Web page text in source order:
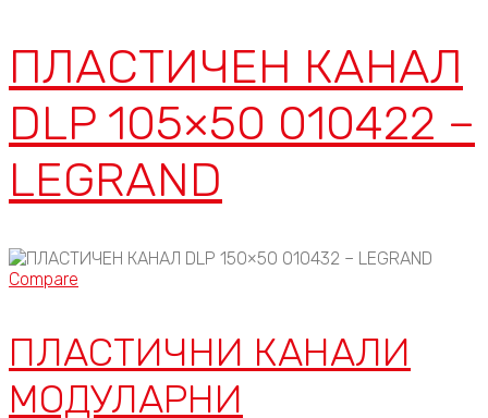
ПЛАСТИЧЕН КАНАЛ
DLP 105×50 010422 –
LEGRAND
Compare
ПЛАСТИЧНИ КАНАЛИ
МОДУЛАРНИ